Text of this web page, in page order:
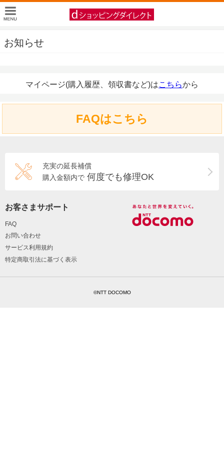
お知らせ
マイページ(購入履歴、領収書など)はこちらから
FAQはこちら
充実の延長補償
購入金額内で 何度でも修理OK
お客さまサポート
FAQ
お問い合わせ
サービス利用規約
特定商取引法に基づく表示
©NTT DOCOMO